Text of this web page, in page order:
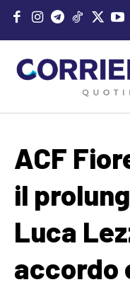
ACF
il
Luca
accordo